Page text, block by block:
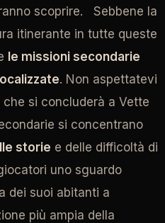
scoprire. Sebbene la
itinerante in tutte queste
le missioni secondarie
. Non aspettatevi
si concluderà a Vette
si concentrano
storie e delle difficoltà di
uno sguardo
dei suoi abitanti a
più ampia della